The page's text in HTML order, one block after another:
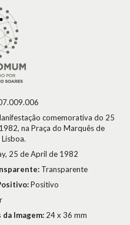
comemorativa do 25
na Praça do Marquês de
25 de April de 1982
Transparente
Positivo
Imagem: 24 x 36 mm